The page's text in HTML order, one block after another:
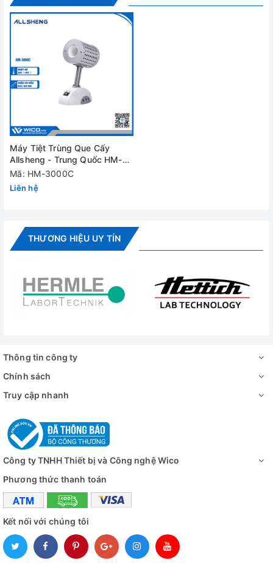
Máy Tiệt Trùng Que Cấy Allsheng - Trung Quốc HM-3000C
| Giá tốt tại Wico
Chi Tiết Máy Tiệt Trùng Que Cấy Allsheng - Trung Quốc
Máy Tiệt Trùng Que Cấy
Allsheng - Trung Quốc HM-
3000C
Mã: HM-3000C
Liên hệ
THƯƠNG HIỆU UY TÍN
Thông tin công ty
Chính sách
Truy cập nhanh
Công ty TNHH Thiết bị và Công nghệ Wico
Phương thức thanh toán
Kết nối với chúng tôi